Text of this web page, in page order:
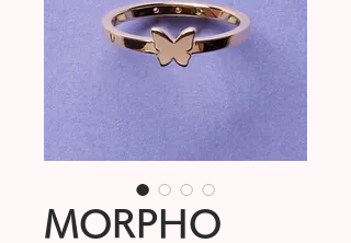
MORPHO